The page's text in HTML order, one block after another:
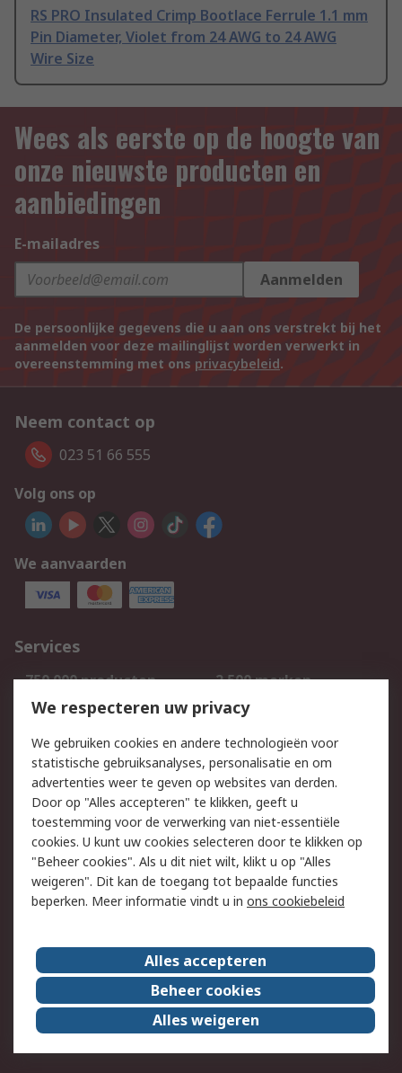
RS PRO Insulated Crimp Bootlace Ferrule 1.1 mm
Pin Diameter, Violet from 24 AWG to 24 AWG
Wire Size
Wees als eerste op de hoogte van
onze nieuwste producten en
aanbiedingen
E-mailadres
Aanmelden
De persoonlijke gegevens die u aan ons verstrekt bij het
aanmelden voor deze mailinglijst worden verwerkt in
overeenstemming met ons privacybeleid.
Neem contact op
023 51 66 555
Volg ons op
We aanvaarden
Services
750.000 producten
2.500 merken
Bestellen
Inkoopoplossingen
Track & Trace
Wettelijk
Cookiebeleid
Email veiligheid
Privacybeleid
Websitevoorwaarden
Algemene
verkoopvoorwaarden
Over RS
RS Group
Over ons
RS wereldwijd
Werken bij RS
ESG
We respecteren uw privacy
We gebruiken cookies en andere technologieën voor
statistische gebruiksanalyses, personalisatie en om
advertenties weer te geven op websites van derden.
Door op "Alles accepteren" te klikken, geeft u
toestemming voor de verwerking van niet-essentiële
cookies. U kunt uw cookies selecteren door te klikken op
"Beheer cookies". Als u dit niet wilt, klikt u op "Alles
weigeren". Dit kan de toegang tot bepaalde functies
beperken. Meer informatie vindt u in ons cookiebeleid
Alles accepteren
Beheer cookies
Alles weigeren